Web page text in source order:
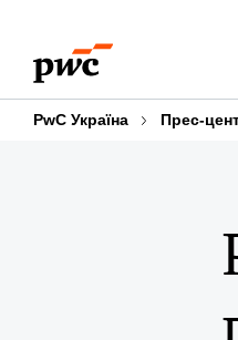
content
footer
PwC Україна Прес-